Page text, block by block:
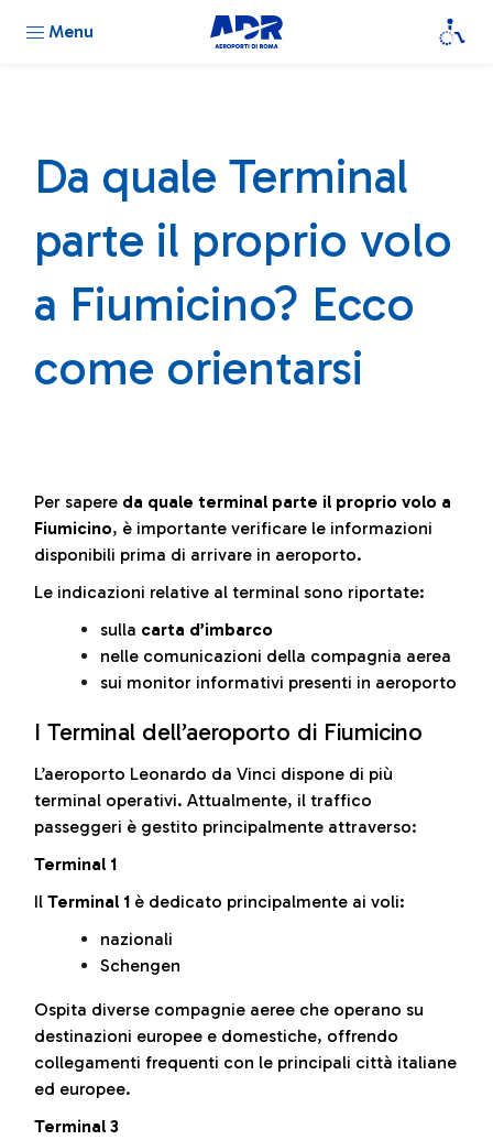
Menu
Da quale Terminal
parte il proprio volo
a Fiumicino? Ecco
come orientarsi
Per sapere da quale terminal parte il proprio volo a
Fiumicino, è importante verificare le informazioni
disponibili prima di arrivare in aeroporto.
Le indicazioni relative al terminal sono riportate:
sulla carta d’imbarco
nelle comunicazioni della compagnia aerea
sui monitor informativi presenti in aeroporto
I Terminal dell’aeroporto di Fiumicino
L’aeroporto Leonardo da Vinci dispone di più
terminal operativi. Attualmente, il traffico
passeggeri è gestito principalmente attraverso:
Terminal 1
Il Terminal 1 è dedicato principalmente ai voli:
nazionali
Schengen
Ospita diverse compagnie aeree che operano su
destinazioni europee e domestiche, offrendo
collegamenti frequenti con le principali città italiane
ed europee.
Terminal 3